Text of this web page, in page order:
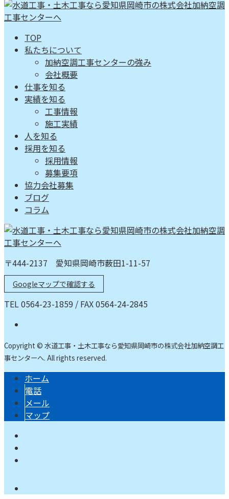
TOP
私たちについて
加納空調工事センターの強み
会社概要
仕事を知る
実績を知る
工事情報
施工実績
人を知る
採用を知る
採用情報
募集要項
協力会社募集
ブログ
コラム
〒444-2137 愛知県岡崎市薮田1-11-57
Googleマップで確認する
TEL 0564-23-1859 / FAX 0564-24-2845
Copyright © 水道工事・土木工事なら愛知県岡崎市の株式会社加納空調工
事センターへ. All rights reserved.
ホーム
電話
メール
マップ